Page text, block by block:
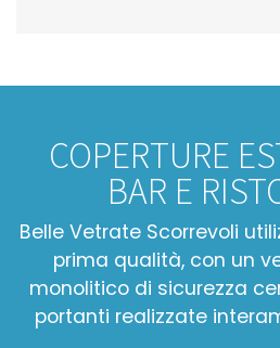
COPERTURE
BAR E
Belle Vetrate Scorrevoli
prima qualità, con un
monolitico di sicurezza
portanti realizzate